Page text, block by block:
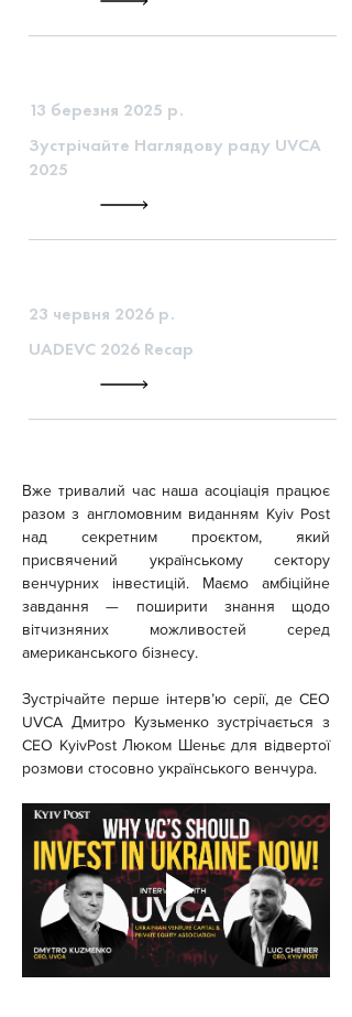
13 березня 2025 р.
Зустрічайте Наглядову раду UVCA
2025
23 червня 2026 р.
UADEVC 2026 Recap
Вже тривалий час наша асоціація працює
разом з англомовним виданням Kyiv Post
над секретним проєктом, який
присвячений українському сектору
венчурних інвестицій. Маємо амбіційне
завдання — поширити знання щодо
вітчизняних можливостей серед
американського бізнесу.
Зустрічайте перше інтерв’ю серії, де CEO
UVCA Дмитро Кузьменко зустрічається з
CEO KyivPost Люком Шеньє для відвертої
розмови стосовно українського венчура.